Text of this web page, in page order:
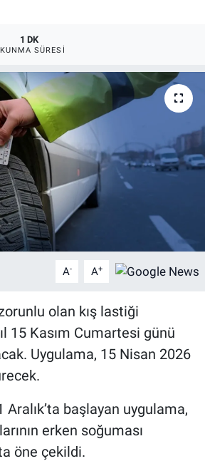
1 DK
SÜRESI
A- A+
olan kış lastiği
15 Kasım Cumartesi günü
Uygulama, 15 Nisan 2026
Aralık’ta başlayan uygulama,
erken soğuması
öne çekildi.